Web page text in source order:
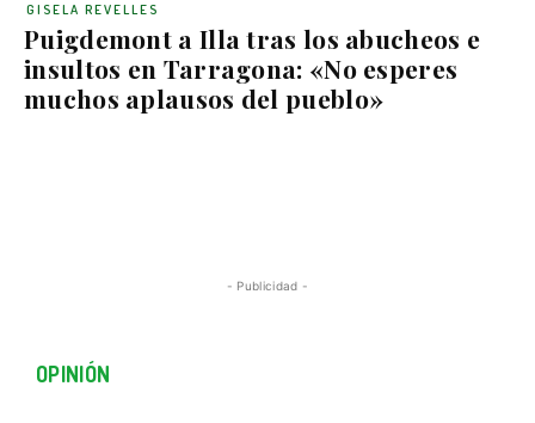
Puigdemont a Illa tras los abucheos e
insultos en Tarragona: «No esperes
muchos aplausos del pueblo»
GISELA REVELLES
- Publicidad -
OPINIÓN